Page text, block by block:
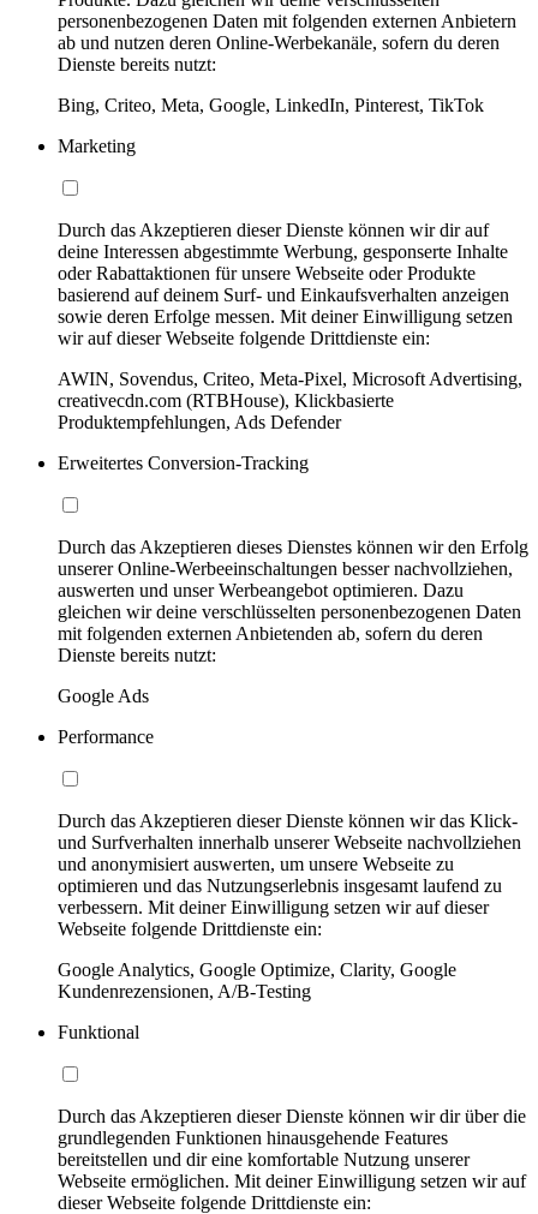
personenbezogenen Daten mit folgenden externen Anbietern
ab und nutzen deren Online-Werbekanäle, sofern du deren
Dienste bereits nutzt:
Bing, Criteo, Meta, Google, LinkedIn, Pinterest, TikTok
Marketing
Durch das Akzeptieren dieser Dienste können wir dir auf
deine Interessen abgestimmte Werbung, gesponserte Inhalte
oder Rabattaktionen für unsere Webseite oder Produkte
basierend auf deinem Surf- und Einkaufsverhalten anzeigen
sowie deren Erfolge messen. Mit deiner Einwilligung setzen
wir auf dieser Webseite folgende Drittdienste ein:
AWIN, Sovendus, Criteo, Meta-Pixel, Microsoft Advertising,
creativecdn.com (RTBHouse), Klickbasierte
Produktempfehlungen, Ads Defender
Erweitertes Conversion-Tracking
Durch das Akzeptieren dieses Dienstes können wir den Erfolg
unserer Online-Werbeeinschaltungen besser nachvollziehen,
auswerten und unser Werbeangebot optimieren. Dazu
gleichen wir deine verschlüsselten personenbezogenen Daten
mit folgenden externen Anbietenden ab, sofern du deren
Dienste bereits nutzt:
Google Ads
Performance
Durch das Akzeptieren dieser Dienste können wir das Klick-
und Surfverhalten innerhalb unserer Webseite nachvollziehen
und anonymisiert auswerten, um unsere Webseite zu
optimieren und das Nutzungserlebnis insgesamt laufend zu
verbessern. Mit deiner Einwilligung setzen wir auf dieser
Webseite folgende Drittdienste ein:
Google Analytics, Google Optimize, Clarity, Google
Kundenrezensionen, A/B-Testing
Funktional
Durch das Akzeptieren dieser Dienste können wir dir über die
grundlegenden Funktionen hinausgehende Features
bereitstellen und dir eine komfortable Nutzung unserer
Webseite ermöglichen. Mit deiner Einwilligung setzen wir auf
dieser Webseite folgende Drittdienste ein: